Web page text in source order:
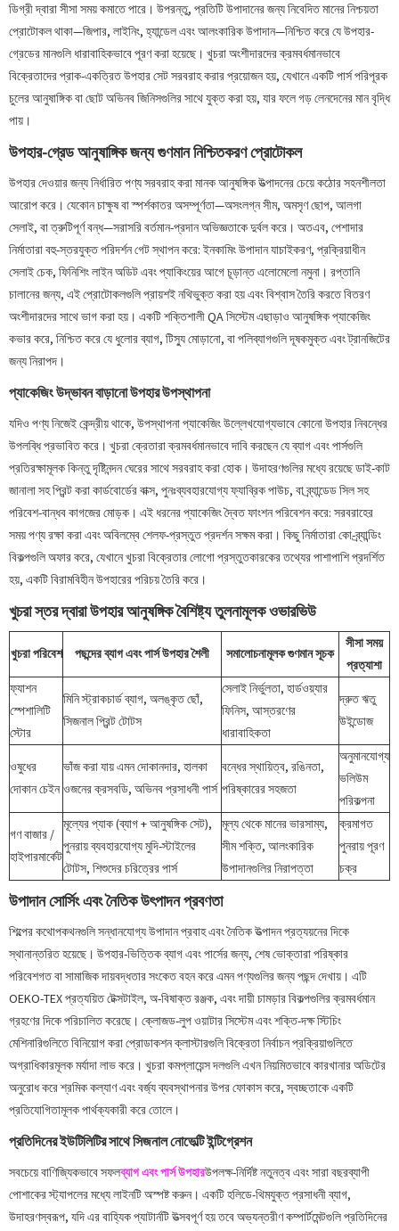
ডিগ্রী দ্বারা সীসা সময় কমাতে পারে। উপরন্তু, প্রতিটি উপাদানের জন্য নিবেদিত মানের নিশ্চয়তা
প্রোটোকল থাকা—জিপার, লাইনিং, হ্যান্ডেল এবং আলংকারিক উপাদান—নিশ্চিত করে যে উপহার-
গ্রেডের মানগুলি ধারাবাহিকভাবে পূরণ করা হয়েছে। খুচরা অংশীদারদের ক্রমবর্ধমানভাবে
বিক্রেতাদের প্রাক-একত্রিত উপহার সেট সরবরাহ করার প্রয়োজন হয়, যেখানে একটি পার্স পরিপূরক
চুলের আনুষাঙ্গিক বা ছোট অভিনব জিনিসগুলির সাথে যুক্ত করা হয়, যার ফলে গড় লেনদেনের মান বৃদ্ধি
পায়।
উপহার-গ্রেড আনুষাঙ্গিক জন্য গুণমান নিশ্চিতকরণ প্রোটোকল
উপহার দেওয়ার জন্য নির্ধারিত পণ্য সরবরাহ করা মানক আনুষঙ্গিক উত্পাদনের চেয়ে কঠোর সহনশীলতা
আরোপ করে। যেকোন চাক্ষুষ বা স্পর্শকাতর অসম্পূর্ণতা—অসংলগ্ন সীম, অমসৃণ ছোপ, আলগা
সেলাই, বা ত্রুটিপূর্ণ বন্ধ—সরাসরি বর্তমান-প্রদান অভিজ্ঞতাকে দুর্বল করে। অতএব, পেশাদার
নির্মাতারা বহু-স্তরযুক্ত পরিদর্শন গেট স্থাপন করে: ইনকামিং উপাদান যাচাইকরণ, প্রক্রিয়াধীন
সেলাই চেক, ফিনিশিং লাইন অডিট এবং প্যাকিংয়ের আগে চূড়ান্ত এলোমেলো নমুনা। রপ্তানি
চালানের জন্য, এই প্রোটোকলগুলি প্রায়শই নথিভুক্ত করা হয় এবং বিশ্বাস তৈরি করতে বিতরণ
অংশীদারদের সাথে ভাগ করা হয়। একটি শক্তিশালী QA সিস্টেম এছাড়াও আনুষঙ্গিক প্যাকেজিং
কভার করে, নিশ্চিত করে যে ধুলোর ব্যাগ, টিস্যু মোড়ানো, বা পলিব্যাগগুলি দূষকমুক্ত এবং ট্রানজিটের
জন্য নিরাপদ।
প্যাকেজিং উদ্ভাবন বাড়ানো উপহার উপস্থাপনা
যদিও পণ্য নিজেই কেন্দ্রীয় থাকে, উপস্থাপনা প্যাকেজিং উল্লেখযোগ্যভাবে কোনো উপহার নিবন্ধের
উপলব্ধি প্রভাবিত করে। খুচরা ক্রেতারা ক্রমবর্ধমানভাবে দাবি করছেন যে ব্যাগ এবং পার্সগুলি
প্রতিরক্ষামূলক কিন্তু দৃষ্টিনন্দন ঘেরের সাথে সরবরাহ করা হোক। উদাহরণগুলির মধ্যে রয়েছে ডাই-কাট
জানালা সহ প্রিন্ট করা কার্ডবোর্ডের বাক্স, পুনঃব্যবহারযোগ্য ফ্যাব্রিক পাউচ, বা ব্র্যান্ডেড সিল সহ
পরিবেশ-বান্ধব কাগজের মোড়ক। এই ধরনের প্যাকেজিং দ্বৈত ফাংশন পরিবেশন করে: সরবরাহের
সময় পণ্য রক্ষা করা এবং অবিলম্বে শেলফ-প্রস্তুত প্রদর্শন সক্ষম করা। কিছু নির্মাতারা কো-ব্র্যান্ডিং
বিকল্পগুলি অফার করে, যেখানে খুচরা বিক্রেতার লোগো প্রস্তুতকারকের তথ্যের পাশাপাশি প্রদর্শিত
হয়, একটি বিরামবিহীন উপহারের পরিচয় তৈরি করে।
খুচরা স্তর দ্বারা উপহার আনুষঙ্গিক বৈশিষ্ট্য তুলনামূলক ওভারভিউ
খুচরা পরিবেশ পছন্দের ব্যাগ এবং পার্স উপহার শৈলী সমালোচনামূলক গুণমান সূচক
সীসা সময়
প্রত্যাশা
ফ্যাশন
স্পেশালিটি
স্টোর
মিনি স্ট্রাকচার্ড ব্যাগ, অলঙ্কৃত ছোঁ,
সিজনাল প্রিন্ট টোটস
সেলাই নির্ভুলতা, হার্ডওয়্যার
ফিনিস, আস্তরণের
ধারাবাহিকতা
দ্রুত ঋতু
উইন্ডোজ
ওষুধের
দোকান চেইন
ভাঁজ করা যায় এমন দোকানদার, হালকা
ওজনের ক্রসবডি, অভিনব প্রসাধনী পার্স
বন্ধের স্থায়িত্ব, রঙিনতা,
পরিষ্কারের সহজতা
অনুমানযোগ্য
ভলিউম
পরিকল্পনা
গণ বাজার /
হাইপারমার্কেট
মূল্যের প্যাক (ব্যাগ + আনুষঙ্গিক সেট),
পুনরায় ব্যবহারযোগ্য মুদি-স্টাইলের
টোটস, শিশুদের চরিত্রের পার্স
মূল্য থেকে মানের ভারসাম্য,
সীম শক্তি, আলংকারিক
উপাদানগুলির নিরাপত্তা
ক্রমাগত
পুনরায় পূরণ
চক্র
উপাদান সোর্সিং এবং নৈতিক উৎপাদন প্রবণতা
শিল্পের কথোপকথনগুলি সন্ধানযোগ্য উপাদান প্রবাহ এবং নৈতিক উত্পাদন প্রত্যয়নের দিকে
স্থানান্তরিত হয়েছে। উপহার-ভিত্তিক ব্যাগ এবং পার্সের জন্য, শেষ ভোক্তারা পরিষ্কার
পরিবেশগত বা সামাজিক দায়বদ্ধতার সংকেত বহন করে এমন পণ্যগুলির জন্য পছন্দ দেখায়। এটি
OEKO-TEX প্রত্যয়িত টেক্সটাইল, অ-বিষাক্ত রঞ্জক, এবং দায়ী চামড়ার বিকল্পগুলির ক্রমবর্ধমান
গ্রহণের দিকে পরিচালিত করেছে। ক্লোজড-লুপ ওয়াটার সিস্টেম এবং শক্তি-দক্ষ স্টিচিং
মেশিনারিগুলিতে বিনিয়োগ করা প্রোডাকশন ক্লাস্টারগুলি বিক্রেতা নির্বাচন প্রক্রিয়াগুলিতে
অগ্রাধিকারমূলক মর্যাদা লাভ করে। খুচরা কমপ্লায়েন্স দলগুলি এখন নিয়মিতভাবে কারখানার অডিটের
অনুরোধ করে শ্রমিক কল্যাণ এবং বর্জ্য ব্যবস্থাপনার উপর ফোকাস করে, স্বচ্ছতাকে একটি
প্রতিযোগিতামূলক পার্থক্যকারী করে তোলে।
প্রতিদিনের ইউটিলিটির সাথে সিজনাল নোভেল্টি ইন্টিগ্রেশন
সবচেয়ে বাণিজ্যিকভাবে সফলব্যাগ এবং পার্স উপহারউপলক্ষ-নির্দিষ্ট নতুনত্ব এবং সারা বছরব্যাপী
পোশাকের স্ট্যাপলের মধ্যে লাইনটি অস্পষ্ট করুন। একটি হলিডে-থিমযুক্ত প্রসাধনী ব্যাগ,
উদাহরণস্বরূপ, যদি এর বাহ্যিক প্যাটার্নটি উত্সবপূর্ণ হয় তবে অভ্যন্তরীণ কম্পার্টমেন্টগুলি প্রতিদিনের